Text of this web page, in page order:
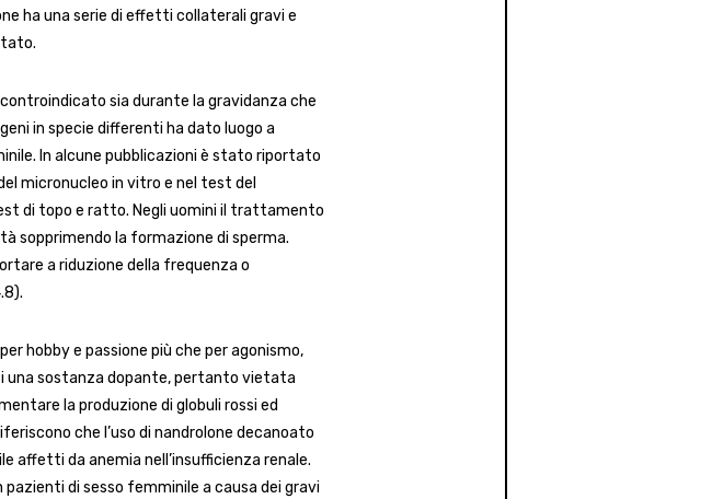
ha una serie di effetti collaterali gravi e
controindicato sia durante la gravidanza che
in specie differenti ha dato luogo a
In alcune pubblicazioni è stato riportato
micronucleo in vitro e nel test del
di topo e ratto. Negli uomini il trattamento
sopprimendo la formazione di sperma.
a riduzione della frequenza o
hobby e passione più che per agonismo,
sostanza dopante, pertanto vietata
la produzione di globuli rossi ed
che l’uso di nandrolone decanoato
affetti da anemia nell’insufficienza renale.
di sesso femminile a causa dei gravi